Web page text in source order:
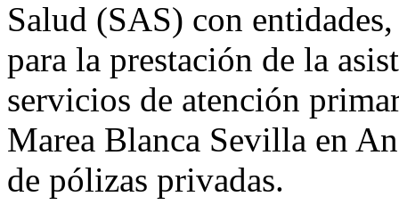
Salud (SAS) con
para la prestación de la
servicios de atención
Marea Blanca Sevilla en
de pólizas privadas.